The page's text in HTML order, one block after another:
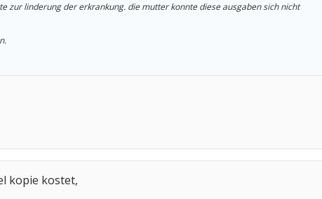
zur linderung der erkrankung. die mutter konnte diese ausgaben sich nicht
kopie kostet,